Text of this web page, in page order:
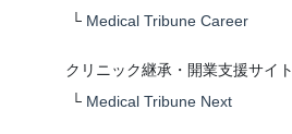
└ Medical Tribune Career
クリニック継承・開業支援サイト
└ Medical Tribune Next